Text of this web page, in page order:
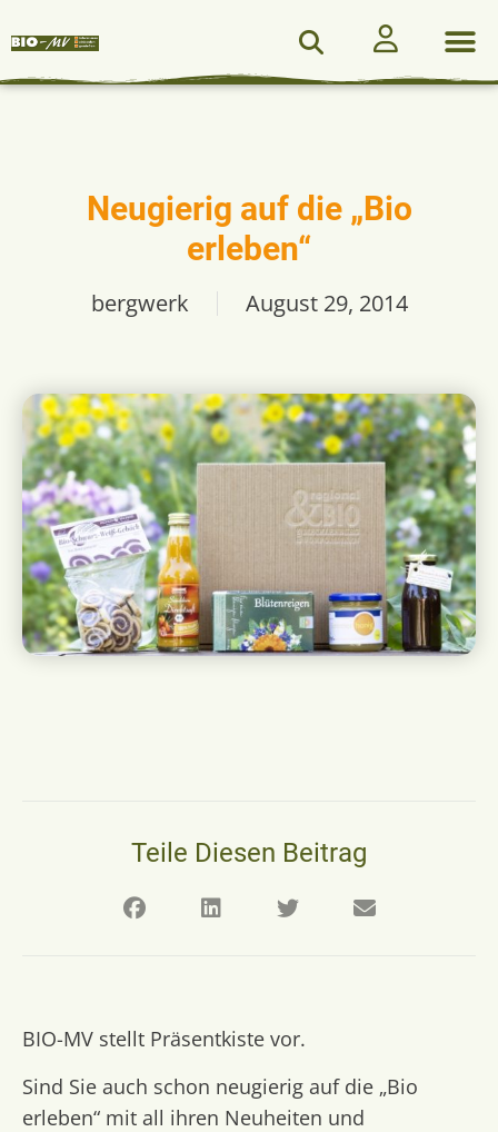
Neugierig auf die „Bio
erleben“
bergwerk August 29, 2014
Teile Diesen Beitrag
BIO-MV stellt Präsentkiste vor.
Sind Sie auch schon neugierig auf die „Bio
erleben“ mit all ihren Neuheiten und